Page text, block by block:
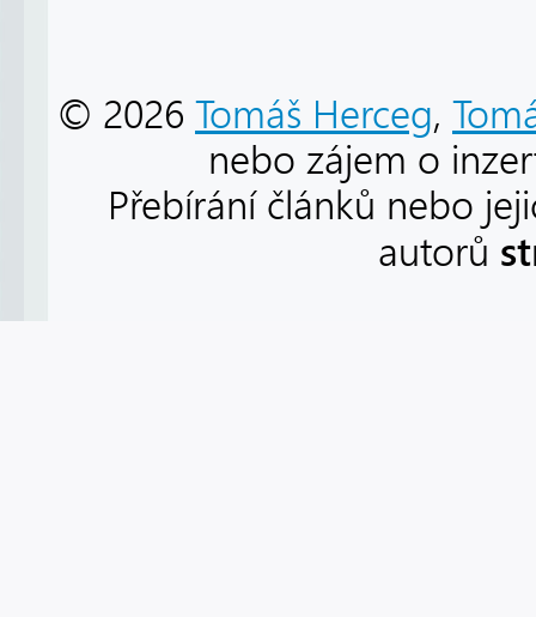
© 2026 Tomáš Herceg,
nebo zájem o
Přebírání článků nebo
autorů